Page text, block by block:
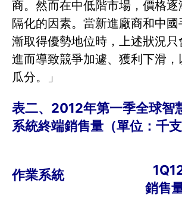
商。然而在中低階市場，價格
隔化的因素。當新進廠商和中
漸取得優勢地位時，上述狀況只
進而導致競爭加遽、獲利下滑
瓜分。」
表二、 2012年第一季全球智
系統終端銷售量（單位：千支
作業系統
銷售